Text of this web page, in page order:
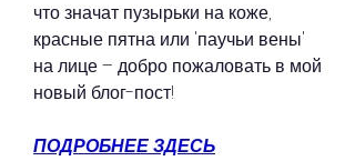
что значат пузырьки на коже,
красные пятна или 'паучьи вены'
на лице – добро пожаловать в мой
новый блог-пост!
ПОДРОБНЕЕ ЗДЕСЬ